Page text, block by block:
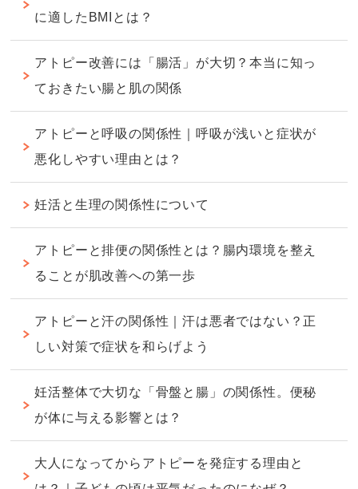
に適したBMIとは？
アトピー改善には「腸活」が大切？本当に知っ
ておきたい腸と肌の関係
アトピーと呼吸の関係性｜呼吸が浅いと症状が
悪化しやすい理由とは？
妊活と生理の関係性について
アトピーと排便の関係性とは？腸内環境を整え
ることが肌改善への第一歩
アトピーと汗の関係性｜汗は悪者ではない？正
しい対策で症状を和らげよう
妊活整体で大切な「骨盤と腸」の関係性。便秘
が体に与える影響とは？
大人になってからアトピーを発症する理由と